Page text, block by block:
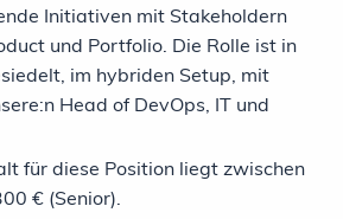
Initiativen mit Stakeholdern
und Portfolio. Die Rolle ist in
im hybriden Setup, mit
Head of DevOps, IT und
für diese Position liegt zwischen
€ (Senior).